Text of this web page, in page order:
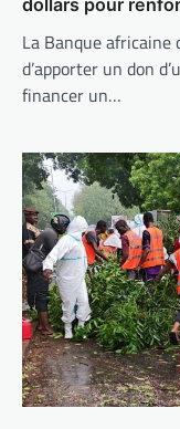
dollars pour
La Banque africaine
d’apporter un don
financer un…